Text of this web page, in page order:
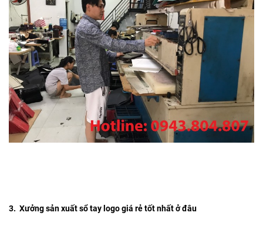
3. Xưởng sản xuất sổ tay logo giá rẻ tốt nhất ở đâu